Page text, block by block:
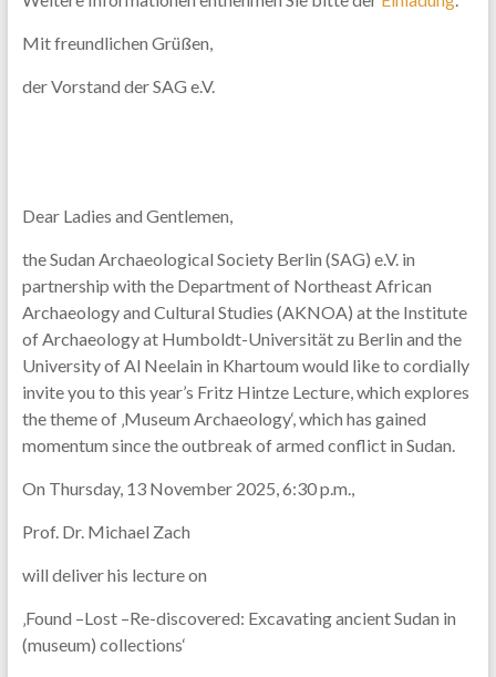
Mit freundlichen Grüßen,
der Vorstand der SAG e.V.
Dear Ladies and Gentlemen,
the Sudan Archaeological Society Berlin (SAG) e.V. in
partnership with the Department of Northeast African
Archaeology and Cultural Studies (AKNOA) at the Institute
of Archaeology at Humboldt-Universität zu Berlin and the
University of Al Neelain in Khartoum would like to cordially
invite you to this year’s Fritz Hintze Lecture, which explores
the theme of ‚Museum Archaeology‘, which has gained
momentum since the outbreak of armed conflict in Sudan.
On Thursday, 13 November 2025, 6:30 p.m.,
Prof. Dr. Michael Zach
will deliver his lecture on
‚Found –Lost –Re-discovered: Excavating ancient Sudan in
(museum) collections‘